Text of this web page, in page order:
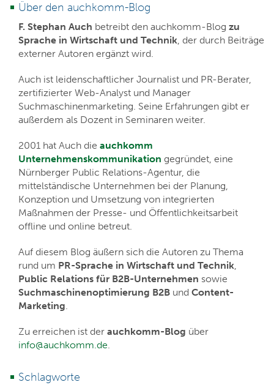
Über den auchkomm-Blog
F. Stephan Auch betreibt den auchkomm-Blog zu
Sprache in Wirtschaft und Technik, der durch Beiträge
externer Autoren ergänzt wird.
Auch ist leidenschaftlicher Journalist und PR-Berater,
zertifizierter Web-Analyst und Manager
Suchmaschinenmarketing. Seine Erfahrungen gibt er
außerdem als Dozent in Seminaren weiter.
2001 hat Auch die auchkomm
Unternehmenskommunikation gegründet, eine
Nürnberger Public Relations-Agentur, die
mittelständische Unternehmen bei der Planung,
Konzeption und Umsetzung von integrierten
Maßnahmen der Presse- und Öffentlichkeitsarbeit
offline und online betreut.
Auf diesem Blog äußern sich die Autoren zu Thema
rund um PR-Sprache in Wirtschaft und Technik,
Public Relations für B2B-Unternehmen sowie
Suchmaschinenoptimierung B2B und Content-
Marketing.
Zu erreichen ist der auchkomm-Blog über
info@auchkomm.de.
Schlagworte